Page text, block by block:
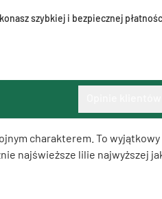
szybkiej i bezpiecznej
charakterem. To wyjątkowy
najświeższe lilie najwyższej